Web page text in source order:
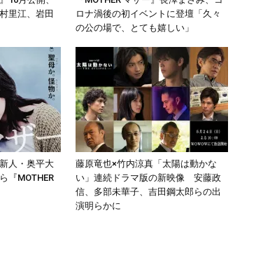
里江、岩田
ロナ渦後の初イベントに登壇「久々
の公の場で、とても嬉しい」
人・奥平大
『MOTHER
藤原竜也×竹内涼真「太陽は動かな
い」連続ドラマ版の新映像 安藤政
信、多部未華子、吉田鋼太郎らの出
演明らかに